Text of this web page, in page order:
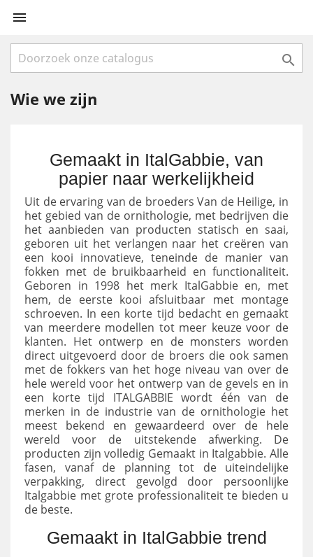


Wie we zijn
Gemaakt in ItalGabbie, van
papier naar werkelijkheid
Uit de ervaring van de broeders Van de Heilige, in
het gebied van de ornithologie, met bedrijven die
het aanbieden van producten statisch en saai,
geboren uit het verlangen naar het creëren van
een kooi innovatieve, teneinde de manier van
fokken met de bruikbaarheid en functionaliteit.
Geboren in 1998 het merk ItalGabbie en, met
hem, de eerste kooi afsluitbaar met montage
schroeven. In een korte tijd bedacht en gemaakt
van meerdere modellen tot meer keuze voor de
klanten. Het ontwerp en de monsters worden
direct uitgevoerd door de broers die ook samen
met de fokkers van het hoge niveau van over de
hele wereld voor het ontwerp van de gevels en in
een korte tijd ITALGABBIE wordt één van de
merken in de industrie van de ornithologie het
meest bekend en gewaardeerd over de hele
wereld voor de uitstekende afwerking. De
producten zijn volledig Gemaakt in Italgabbie. Alle
fasen, vanaf de planning tot de uiteindelijke
verpakking, direct gevolgd door persoonlijke
Italgabbie met grote professionaliteit te bieden u
de beste.
Gemaakt in ItalGabbie trend